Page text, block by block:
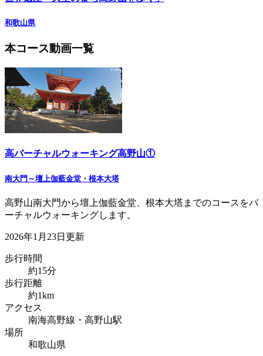
和歌山県
本コース動画一覧
高バーチャルウォーキング高野山①
南大門～壇上伽藍金堂・根本大塔
高野山南大門から壇上伽藍金堂、根本大塔までのコースをバ
ーチャルウォーキングします。
2026年1月23日更新
歩行時間
約15分
歩行距離
約1km
アクセス
南海高野線・高野山駅
場所
和歌山県